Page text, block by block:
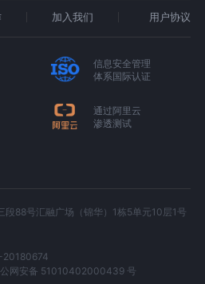
加入我们 用户协议
信息安全管理
体系国际认证
通过阿里云
渗透测试
段88号汇融广场（锦华）1栋5单元10层1号
20180674
公网安备 51010402000439 号